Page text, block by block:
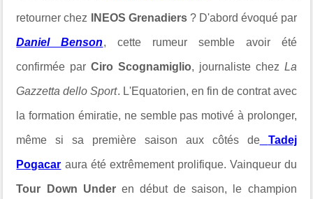
retourner chez INEOS Grenadiers ? D'abord évoqué par
Daniel Benson, cette rumeur semble avoir été
confirmée parCiro Scognamiglio, journaliste chez La
Gazzetta dello Sport. L'Equatorien, en fin de contrat avec
la formation émiratie, ne semble pas motivé à prolonger,
même si sa première saison aux côtés de Tadej
Pogacar aura été extrêmement prolifique. Vainqueur du
Tour Down Under en début de saison, le champion